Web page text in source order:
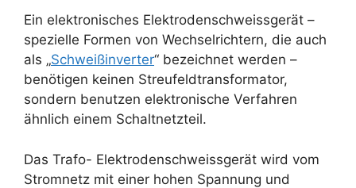
Ein elektronisches Elektrodenschweissgerät –
spezielle Formen von Wechselrichtern, die auch
als „Schweißinverter“ bezeichnet werden –
benötigen keinen Streufeldtransformator,
sondern benutzen elektronische Verfahren
ähnlich einem Schaltnetzteil.
Das Trafo- Elektrodenschweissgerät wird vom
Stromnetz mit einer hohen Spannung und